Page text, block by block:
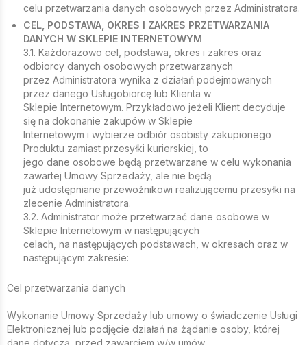
celu przetwarzania danych osobowych przez Administratora.
CEL, PODSTAWA, OKRES I ZAKRES PRZETWARZANIA
DANYCH W SKLEPIE INTERNETOWYM
3.1. Każdorazowo cel, podstawa, okres i zakres oraz
odbiorcy danych osobowych przetwarzanych
przez Administratora wynika z działań podejmowanych
przez danego Usługobiorcę lub Klienta w
Sklepie Internetowym. Przykładowo jeżeli Klient decyduje
się na dokonanie zakupów w Sklepie
Internetowym i wybierze odbiór osobisty zakupionego
Produktu zamiast przesyłki kurierskiej, to
jego dane osobowe będą przetwarzane w celu wykonania
zawartej Umowy Sprzedaży, ale nie będą
już udostępniane przewoźnikowi realizującemu przesyłki na
zlecenie Administratora.
3.2. Administrator może przetwarzać dane osobowe w
Sklepie Internetowym w następujących
celach, na następujących podstawach, w okresach oraz w
następującym zakresie:
Cel przetwarzania danych
Wykonanie Umowy Sprzedaży lub umowy o świadczenie Usługi
Elektronicznej lub podjęcie działań na żądanie osoby, której
dane dotyczą, przed zawarciem w/w umów